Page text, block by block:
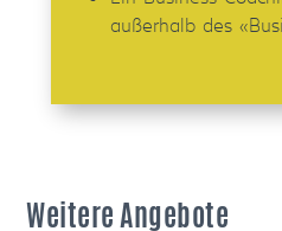
außerhalb des
Weitere Angebote